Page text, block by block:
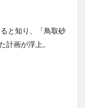
と知り、「鳥取砂
計画が浮上。